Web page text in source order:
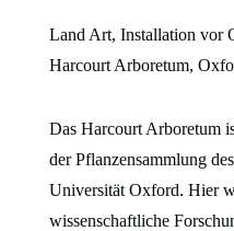
Land Art, Installation vor
Harcourt Arboretum,
Das Harcourt Arboretum
der Pflanzensammlung
Universität Oxford. Hier
wissenschaftliche